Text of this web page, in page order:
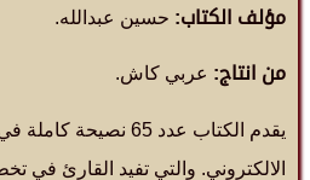
مؤلف الكتاب:حسين عبدالله.
من انتاج:عربي كاش.
يقدم الكتاب عدد 65 نصيحة
الالكتروني. والتي تفيد القارئ في